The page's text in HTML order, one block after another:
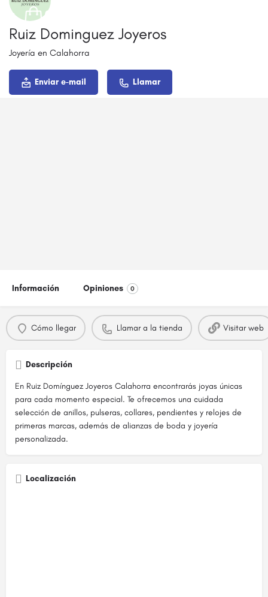
Ruiz Dominguez Joyeros
Joyería en Calahorra
Enviar e-mail Llamar
Información Opiniones 0
Cómo llegar Llamar a la tienda Visitar web
Descripción
En Ruiz Domínguez Joyeros Calahorra encontrarás joyas únicas
para cada momento especial. Te ofrecemos una cuidada
selección de anillos, pulseras, collares, pendientes y relojes de
primeras marcas, además de alianzas de boda y joyería
personalizada.
Localización